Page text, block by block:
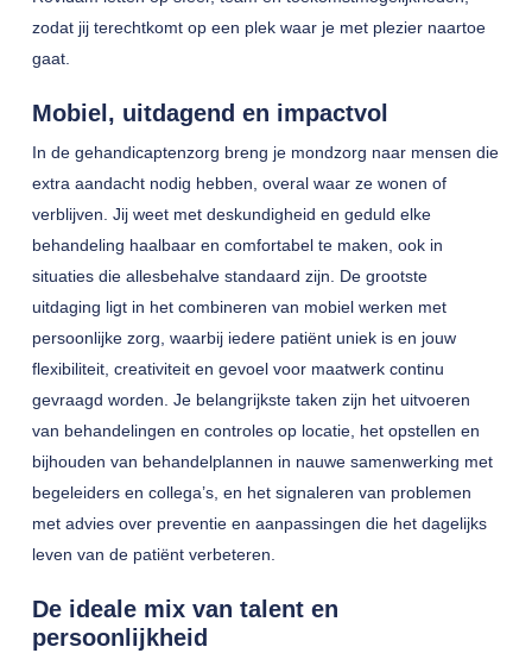
zodat jij terechtkomt op een plek waar je met plezier naartoe
gaat.
Mobiel, uitdagend en impactvol
In de gehandicaptenzorg breng je mondzorg naar mensen die
extra aandacht nodig hebben, overal waar ze wonen of
verblijven. Jij weet met deskundigheid en geduld elke
behandeling haalbaar en comfortabel te maken, ook in
situaties die allesbehalve standaard zijn. De grootste
uitdaging ligt in het combineren van mobiel werken met
persoonlijke zorg, waarbij iedere patiënt uniek is en jouw
flexibiliteit, creativiteit en gevoel voor maatwerk continu
gevraagd worden. Je belangrijkste taken zijn het uitvoeren
van behandelingen en controles op locatie, het opstellen en
bijhouden van behandelplannen in nauwe samenwerking met
begeleiders en collega’s, en het signaleren van problemen
met advies over preventie en aanpassingen die het dagelijks
leven van de patiënt verbeteren.
De ideale mix van talent en
persoonlijkheid